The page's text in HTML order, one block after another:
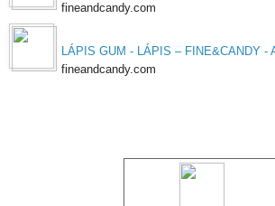
fineandcandy.com
LÁPIS GUM - LÁPIS – FINE&CANDY -
fineandcandy.com